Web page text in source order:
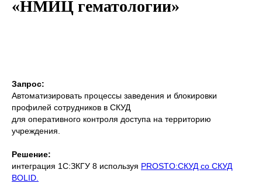
«НМИЦ гематологии»
Запрос:
Автоматизировать процессы заведения и блокировки
профилей сотрудников в СКУД
для оперативного контроля доступа на территорию
учреждения.
Решение:
интеграция 1С:ЗКГУ 8 используя PROSTO:СКУД со СКУД
BOLID.